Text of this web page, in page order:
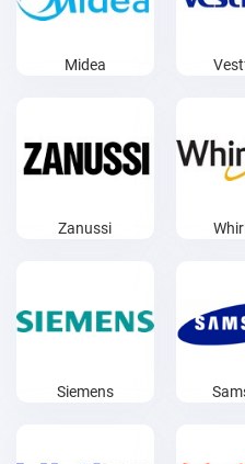
Midea
Zanussi
Siemens